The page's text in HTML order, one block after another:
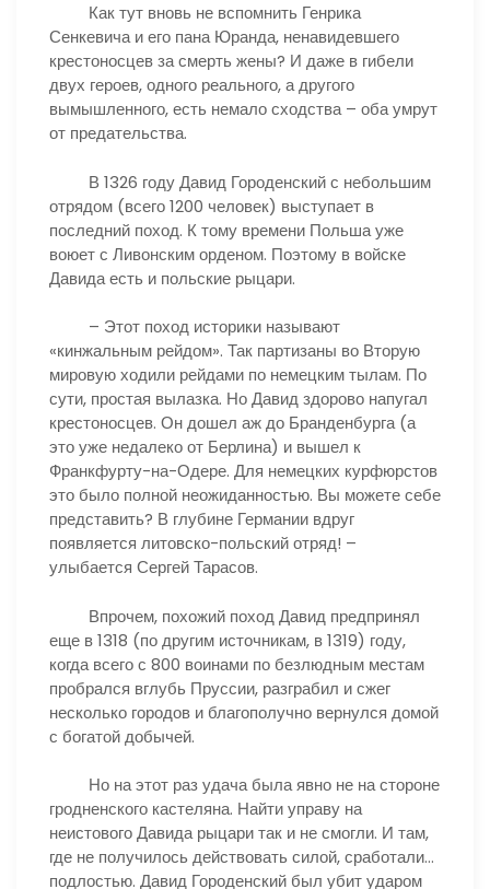
Как тут вновь не вспомнить Генрика
Сенкевича и его пана Юранда, ненавидевшего
крестоносцев за смерть жены? И даже в гибели
двух героев, одного реального, а другого
вымышленного, есть немало сходства – оба умрут
от предательства.
В 1326 году Давид Городенский с небольшим
отрядом (всего 1200 человек) выступает в
последний поход. К тому времени Польша уже
воюет с Ливонским орденом. Поэтому в войске
Давида есть и польские рыцари.
– Этот поход историки называют
«кинжальным рейдом». Так партизаны во Вторую
мировую ходили рейдами по немецким тылам. По
сути, простая вылазка. Но Давид здорово напугал
крестоносцев. Он дошел аж до Бранденбурга (а
это уже недалеко от Берлина) и вышел к
Франкфурту-на-Одере. Для немецких курфюрстов
это было полной неожиданностью. Вы можете себе
представить? В глубине Германии вдруг
появляется литовско-польский отряд! –
улыбается Сергей Тарасов.
Впрочем, похожий поход Давид предпринял
еще в 1318 (по другим источникам, в 1319) году,
когда всего с 800 воинами по безлюдным местам
пробрался вглубь Пруссии, разграбил и сжег
несколько городов и благополучно вернулся домой
с богатой добычей.
Но на этот раз удача была явно не на стороне
гродненского кастеляна. Найти управу на
неистового Давида рыцари так и не смогли. И там,
где не получилось действовать силой, сработали…
подлостью. Давид Городенский был убит ударом